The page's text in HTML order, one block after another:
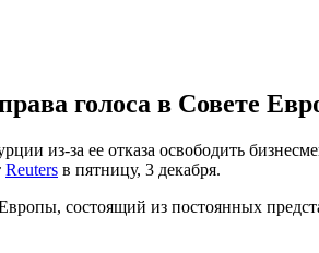
голоса в Совете
из-за ее отказа освободить
Reuters в пятницу, 3 декабря.
состоящий из постоянных